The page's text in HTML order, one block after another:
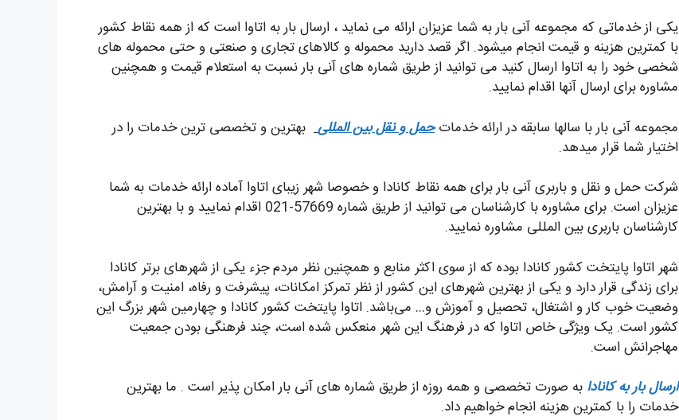
یکی از خدماتی که مجموعه آنی بار به شما عزیزان ارائه می نماید ، ارسال بار به اتاوا است که از همه نقاط کشور
با کمترین هزینه و قیمت انجام میشود. اگر قصد دارید محموله و کالاهای تجاری و صنعتی و حتی محموله های
شخصی خود را به اتاوا ارسال کنید می توانید از طریق شماره های آنی بار نسبت به استعلام قیمت و همچنین
مشاوره برای ارسال آنها اقدام نمایید.
مجموعه آنی بار با سالها سابقه در ارائه خدماتحمل و نقل بین المللی بهترین و تخصصی ترین خدمات را در
اختیار شما قرار میدهد.
شرکت حمل و نقل و باربری آنی بار برای همه نقاط کانادا و خصوصا شهر زیبای اتاوا آماده ارائه خدمات به شما
عزیزان است. برای مشاوره با کارشناسان می توانید از طریق شماره 57669-021 اقدام نمایید و با بهترین
کارشناسان باربری بین المللی مشاوره نمایید.
شهر اتاوا پایتخت کشور کانادا بوده که از سوی اکثر منابع و همچنین نظر مردم جزء یکی از شهرهای برتر کانادا
برای زندگی قرار دارد و یکی از بهترین شهرهای این کشور از نظر تمرکز امکانات، پیشرفت و رفاه، امنیت و آرامش،
وضعیت خوب کار و اشتغال، تحصیل و آموزش و… می‌باشد. اتاوا پایتخت کشور کانادا و چهارمین شهر بزرگ این
کشور است. یک ویژگی خاص اتاوا که در فرهنگ این شهر منعکس شده است، چند فرهنگی بودن جمعیت
مهاجرانش است.
ارسال بار به کانادا به صورت تخصصی و همه روزه از طریق شماره های آنی بار امکان پذیر است . ما بهترین
خدمات را با کمترین هزینه انجام خواهیم داد.